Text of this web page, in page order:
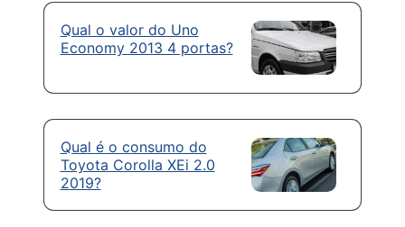
Qual o valor do Uno
Economy 2013 4 portas?
Qual é o consumo do
Toyota Corolla XEi 2.0
2019?